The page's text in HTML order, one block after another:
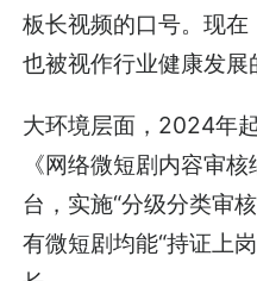
板长视频的口号。现在
也被视作行业健康发展
大环境层面，2024年
《网络微短剧内容审
台，实施“分级分类审
有微短剧均能“持证上